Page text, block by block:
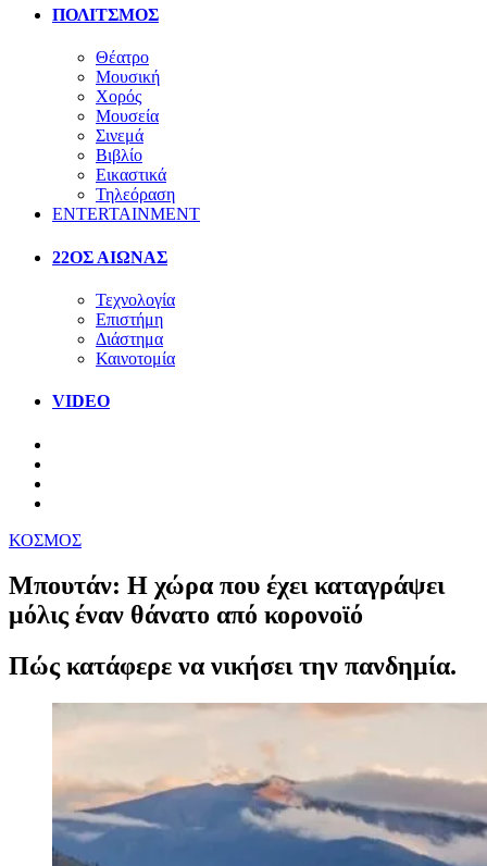
ΠΟΛΙΤΣΜΟΣ
Θέατρο
Μουσική
Χορός
Μουσεία
Σινεμά
Βιβλίο
Εικαστικά
Τηλεόραση
ENTERTAINMENT
22ΟΣ ΑΙΩΝΑΣ
Τεχνολογία
Επιστήμη
Διάστημα
Καινοτομία
VIDEO
ΚΟΣΜΟΣ
Μπουτάν: Η χώρα που έχει καταγράψει
μόλις έναν θάνατο από κορονοϊό
Πώς κατάφερε να νικήσει την πανδημία.